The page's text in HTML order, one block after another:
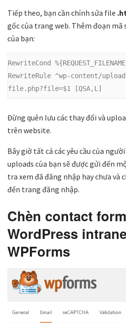
Tiếp theo, bạn cần chỉnh sửa file
gốc của trang web. Thêm đoạn mã
của bạn:
RewriteCond
RewriteRule ^wp-content/
file.php?file=$1 [QSA,L]
Đừng quên lưu các thay đổi và
trên website.
Bây giờ tất cả các yêu cầu của
uploads của bạn sẽ được gửi đến
tra xem đã đăng nhập hay chưa và
đến trang đăng nhập.
Chèn contact
WordPress
WPForms